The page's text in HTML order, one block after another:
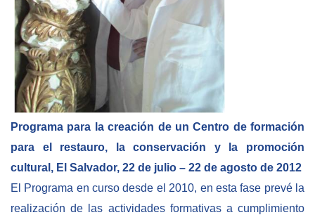
NEWSLETTER
Programa para la creación de un Centro de formación
para el restauro, la conservación y la promoción
cultural, El Salvador, 22 de julio – 22 de agosto de 2012
El Programa en curso desde el 2010, en esta fase prevé la
realización de las actividades formativas a cumplimiento